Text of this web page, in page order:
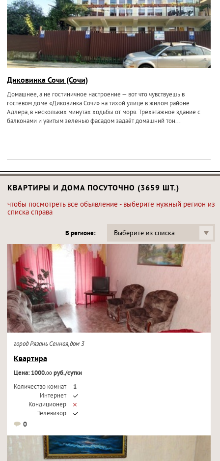
Диковинка Сочи (Сочи)
Домашнее, а не гостиничное настроение — вот что чувствуешь в
гостевом доме «Диковинка Сочи» на тихой улице в жилом районе
Адлера, в нескольких минутах ходьбы от моря. Трёхэтажное здание с
балконами и увитым зеленью фасадом задаёт домашний тон...
КВАРТИРЫ И ДОМА ПОСУТОЧНО (3659 ШТ.)
чтобы посмотреть все объявление - выберите нужный регион из
списка справа
В регионе: Выберите из списка
город Рязань Сенная,дом 3
Квартира
Цена: 1000.00руб./сутки
Количество комнат
1
Интернет
Кондиционер
Телевизор
0